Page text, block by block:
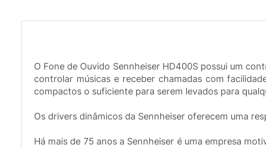
O Fone de Ouvido Sennheiser HD400S possui um
controlar músicas e receber chamadas com
compactos o suficiente para serem levados para
Os drivers dinâmicos da Sennheiser oferecem uma
Há mais de 75 anos a Sennheiser é uma empresa